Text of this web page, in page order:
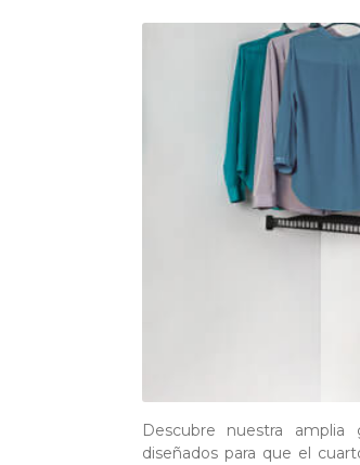
Descubre nuestra amplia
diseñados para que el